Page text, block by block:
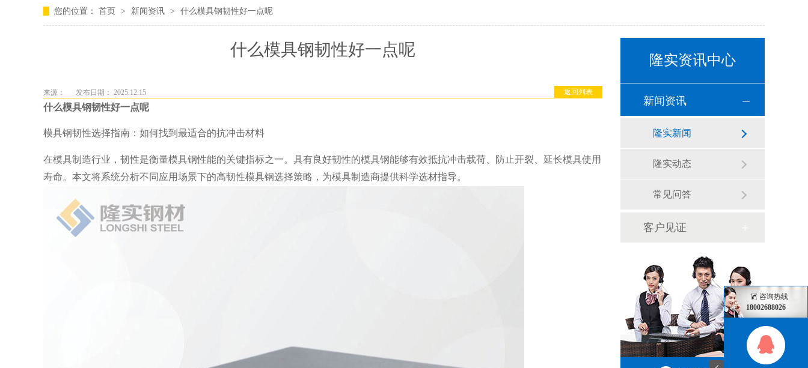
您的位置： 首页 > 新闻资讯 > 什么模具钢韧性好一点呢
什么模具钢韧性好一点呢
返回列表
来源： 发布日期： 2025.12.15
什么模具钢韧性好一点呢
模具钢韧性选择指南：如何找到最适合的抗冲击材料
在模具制造行业，韧性是衡量模具钢性能的关键指标之一。具有良好韧性的模具钢能够有效抵抗冲击载荷、防止开裂、延长模具使用
寿命。本文将系统分析不同应用场景下的高韧性模具钢选择策略，为模具制造商提供科学选材指导。
隆实资讯中心
新闻资讯
隆实新闻
隆实动态
常见问答
客户见证
咨询热线
18002688026